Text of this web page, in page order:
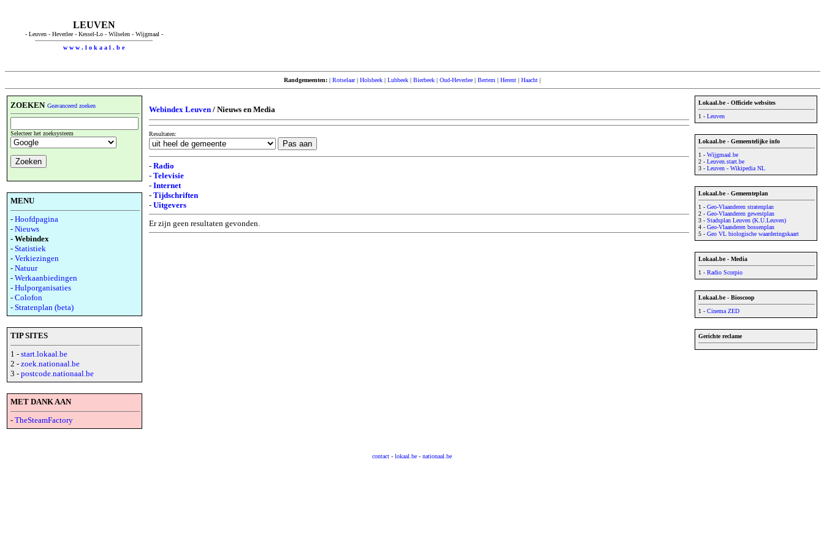
LEUVEN
- Leuven - Heverlee - Kessel-Lo - Wilselen - Wijgmaal -
w w w . l o k a a l . b e
Randgemeenten:| Rotselaar| Holsbeek| Lubbeek| Bierbeek| Oud-Heverlee| Bertem | Herent| Haacht|
ZOEKEN Geavanceerd zoeken
Selecteer het zoeksysteem
MENU
- Hoofdpagina
- Nieuws
- Webindex
- Statistiek
- Verkiezingen
- Natuur
- Werkaanbiedingen
- Hulporganisaties
- Colofon
- Stratenplan (beta)
TIP SITES
1 - start.lokaal.be
2 - zoek.nationaal.be
3 - postcode.nationaal.be
MET DANK AAN
- TheSteamFactory
Webindex Leuven / Nieuws en Media
Resultaten:
- Radio
- Televisie
- Internet
- Tijdschriften
- Uitgevers
Er zijn geen resultaten gevonden.
Lokaal.be - Officiele websites
1 - Leuven
Lokaal.be - Gemeentelijke info
1 - Wijgmaal.be
2 - Leuven.start.be
3 - Leuven - Wikipedia NL
Lokaal.be - Gemeenteplan
1 - Geo-Vlaanderen stratenplan
2 - Geo-Vlaanderen gewestplan
3 - Stadsplan Leuven (K.U.Leuven)
4 - Geo-Vlaanderen bossenplan
5 - Geo VL biologische waarderingskaart
Lokaal.be - Media
1 - Radio Scorpio
Lokaal.be - Bioscoop
1 - Cinema ZED
Gerichte reclame
contact - lokaal.be - nationaal.be